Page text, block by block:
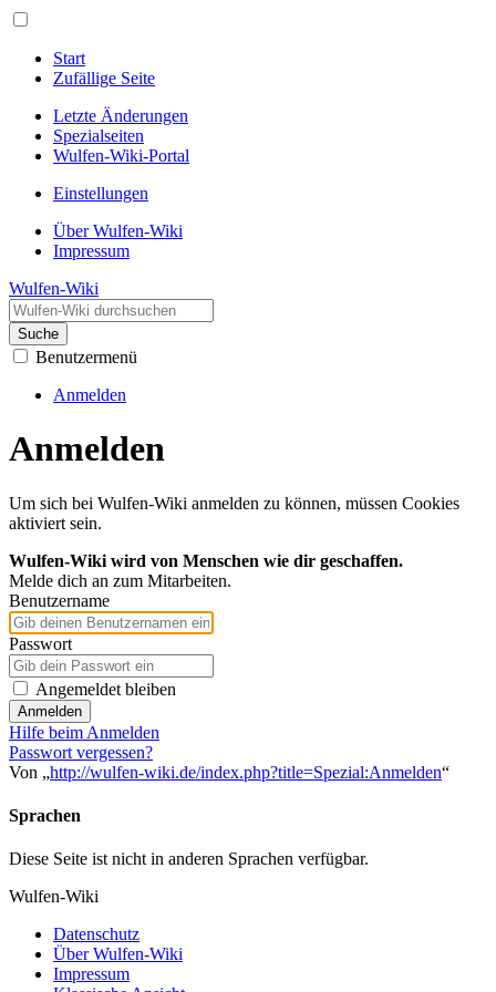
Start
Zufällige Seite
Letzte Änderungen
Spezialseiten
Wulfen-Wiki-Portal
Einstellungen
Über Wulfen-Wiki
Impressum
Wulfen-Wiki
Suche
Benutzermenü
Anmelden
Anmelden
Um sich bei Wulfen-Wiki anmelden zu können, müssen Cookies
aktiviert sein.
Wulfen-Wiki wird von Menschen wie dir geschaffen.
Melde dich an zum Mitarbeiten.
Benutzername
Passwort
Angemeldet bleiben
Anmelden
Hilfe beim Anmelden
Passwort vergessen?
Von „http://wulfen-wiki.de/index.php?title=Spezial:Anmelden“
Sprachen
Diese Seite ist nicht in anderen Sprachen verfügbar.
Wulfen-Wiki
Datenschutz
Über Wulfen-Wiki
Impressum